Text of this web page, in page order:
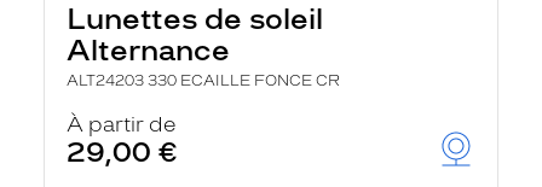
Lunettes de soleil
Alternance
ALT24203 330 ECAILLE FONCE CR
À partir de
29,00 €